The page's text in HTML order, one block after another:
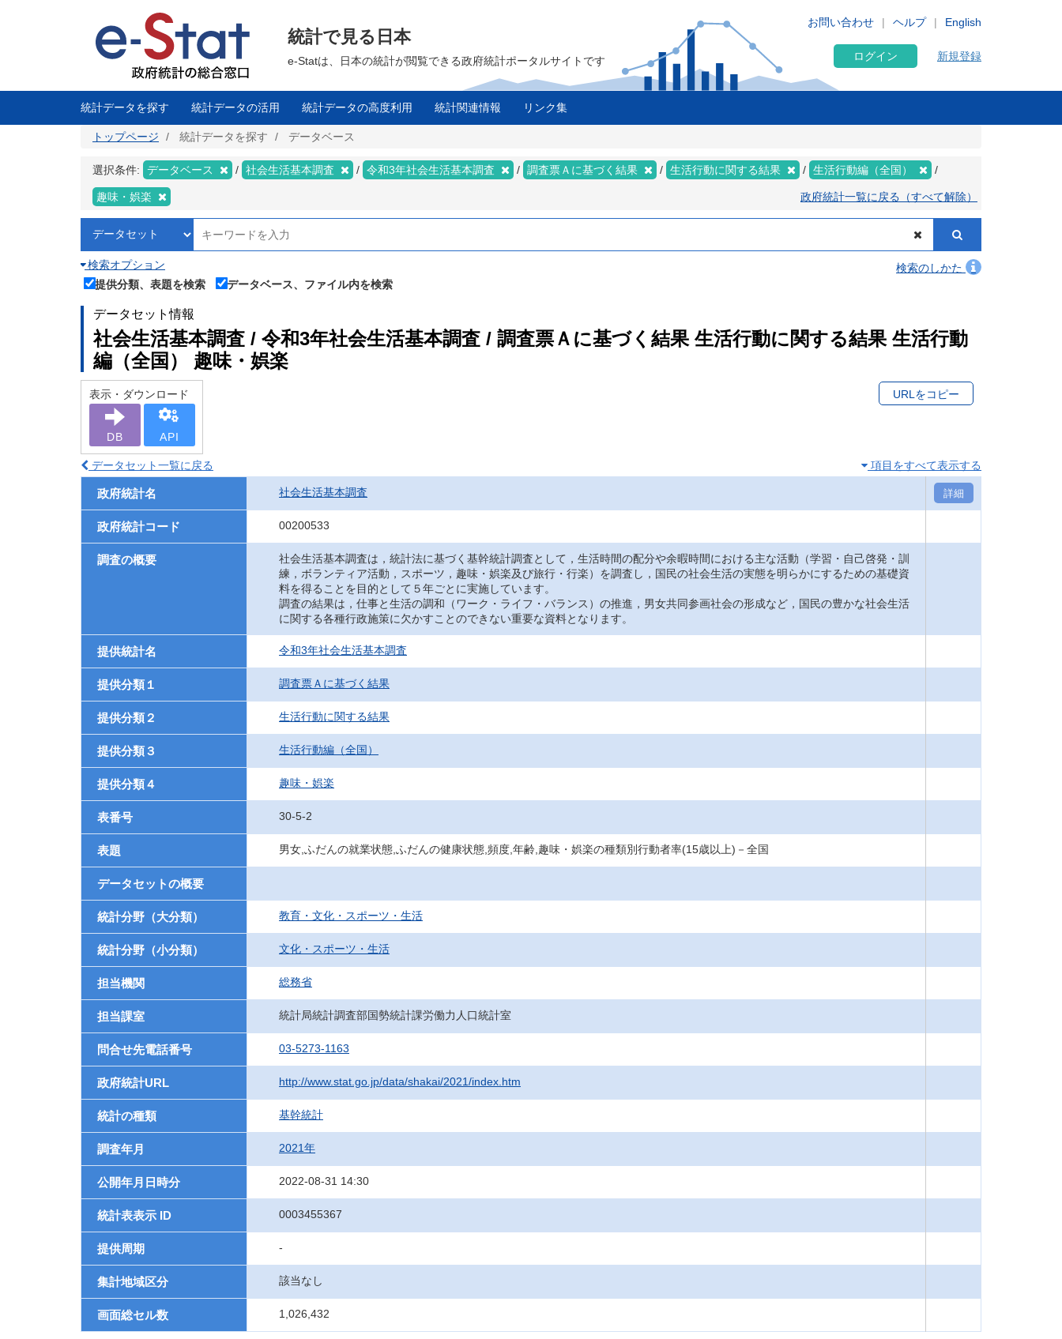
に
English
お問い合わせ ヘルプ
統計で見る日本
e-Statは、日本の統計が閲覧できる政府統計ポータルサイトです ログイン 新規登録
統計データを探す 統計データの活用 統計データの高度利用 統計関連情報 リンク集
トップページ 統計データを探す データベース
選択条件: データベース 社会生活基本調査 令和3年社会生活基本調査 調査票Ａに基づく結果 生活行動に関する結果 生活行動編（全国）
趣味・娯楽 政府統計一覧に戻る（すべて解除）
検索オプション
検索のしかた
提供分類、表題を検索
データベース、ファイル内を検索
データセット情報
社会生活基本調査 / 令和3年社会生活基本調査 / 調査票Ａに基づく結果 生活行動に関する結果 生活行動
編（全国） 趣味・娯楽
表示・ダウンロード
DB API
URLをコピー
データセット一覧に戻る 項目をすべて表示する
政府統計名 社会生活基本調査 詳細
政府統計コード 00200533
調査の概要
社会生活基本調査は，統計法に基づく基幹統計調査として，生活時間の配分や余暇時間における主な活動（学習・自己啓発・訓
練，ボランティア活動，スポーツ，趣味・娯楽及び旅行・行楽）を調査し，国民の社会生活の実態を明らかにするための基礎資
料を得ることを目的として５年ごとに実施しています。
調査の結果は，仕事と生活の調和（ワーク・ライフ・バランス）の推進，男女共同参画社会の形成など，国民の豊かな社会生活
に関する各種行政施策に欠かすことのできない重要な資料となります。
提供統計名 令和3年社会生活基本調査
提供分類１ 調査票Ａに基づく結果
提供分類２ 生活行動に関する結果
提供分類３ 生活行動編（全国）
提供分類４ 趣味・娯楽
表番号 30-5-2
表題 男女,ふだんの就業状態,ふだんの健康状態,頻度,年齢,趣味・娯楽の種類別行動者率(15歳以上)－全国
データセットの概要
統計分野（大分類） 教育・文化・スポーツ・生活
統計分野（小分類） 文化・スポーツ・生活
担当機関 総務省
担当課室 統計局統計調査部国勢統計課労働力人口統計室
問合せ先電話番号 03-5273-1163
政府統計URL http://www.stat.go.jp/data/shakai/2021/index.htm
統計の種類 基幹統計
調査年月 2021年
公開年月日時分 2022-08-31 14:30
統計表表示 ID 0003455367
提供周期 -
集計地域区分 該当なし
画面総セル数 1,026,432